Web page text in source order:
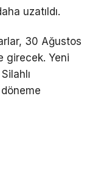
uzatıldı.
30 Ağustos
girecek. Yeni